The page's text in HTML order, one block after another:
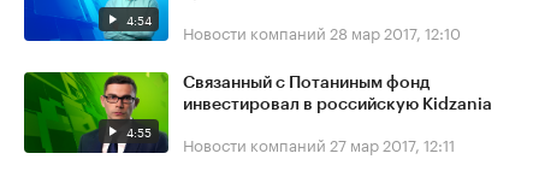
4:54 Новости компаний 28 мар 2017, 12:10
4:55
Связанный с Потаниным фонд
инвестировал в российскую Kidzania
Новости компаний 27 мар 2017, 12:11